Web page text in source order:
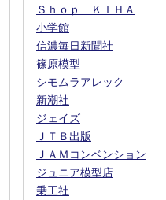
Ｓｈｏｐ ＫＩＨＡ
小学館
信濃毎日新聞社
篠原模型
シモムラアレック
新潮社
ジェイズ
ＪＴＢ出版
ＪＡＭコンベンション
ジュニア模型店
乗工社